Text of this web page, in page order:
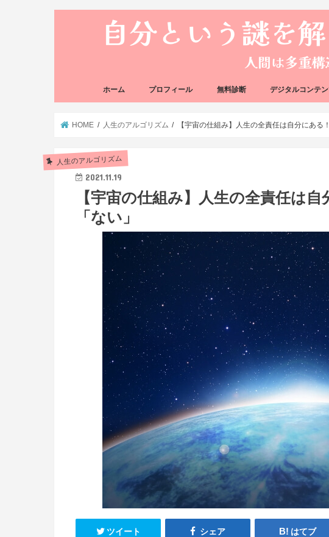
ホーム プロフィール 無料診断 デジタルコンテ
HOME 人生のアルゴリズム 【宇宙の仕組み】人生の全責任は自分にある
人生のアルゴリズム
2021.11.19
【宇宙の仕組み】人生の全責任は
「ない」
ツイート シェア はてブ